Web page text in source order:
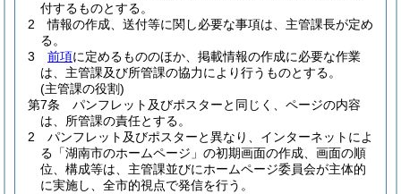
付するものとする。
2
情報の作成、送付等に関し必要な事項は、主管課長が定め
る。
3
前項に定めるもののほか、掲載情報の作成に必要な作業
は、主管課及び所管課の協力により行うものとする。
(主管課の役割)
第7条
パンフレット及びポスターと同じく、ページの内容
は、所管課の責任とする。
2
パンフレット及びポスターと異なり、インターネットによ
る「湖南市のホームページ」の初期画面の作成、画面の順
位、構成等は、主管課並びにホームページ委員会が主体的
に実施し、全市的視点で発信を行う。